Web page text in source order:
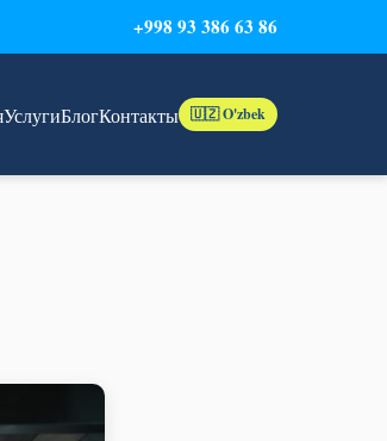
+998 93 386 63 86
УслугиБлогКонтакты 🇺🇿 O'zbek